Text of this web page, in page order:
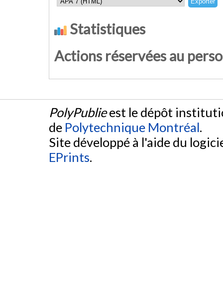
Statistiques
Actions réservées au
PolyPublieest le dépôt
de Polytechnique Montréal.
Site développé à l'aide du
EPrints.